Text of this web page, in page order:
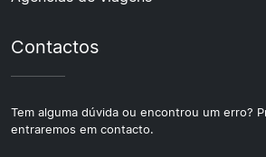
Contactos
Tem alguma dúvida ou encontrou um erro?
entraremos em contacto.